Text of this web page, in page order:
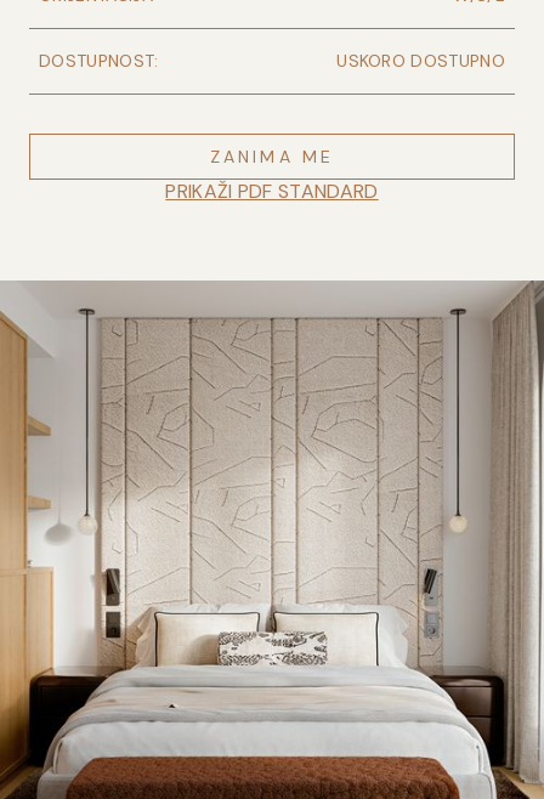
DOSTUPNOST: USKORO DOSTUPNO
ZANIMA ME
PRIKAŽI PDF STANDARD